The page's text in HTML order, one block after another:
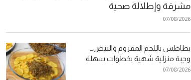
مشرقة وإطلالة صحية
07/08/2026
بطاطس باللحم المفروم والبيض…
وجبة منزلية شهية بخطوات سهلة
07/08/2026